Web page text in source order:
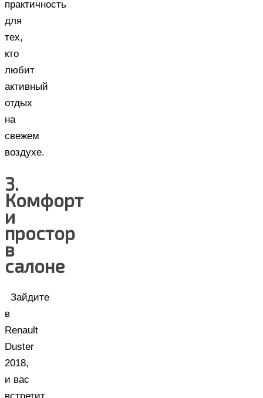
практичность
для
тех,
кто
любит
активный
отдых
на
свежем
воздухе.
3.
Комфорт
и
простор
в
салоне
Зайдите
в
Renault
Duster
2018,
и вас